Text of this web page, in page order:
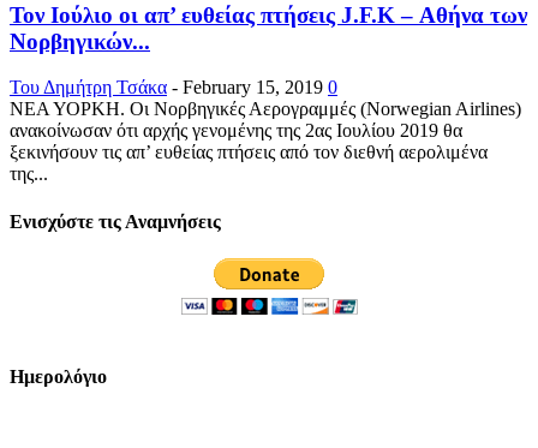
Τον Ιούλιο οι απ’ ευθείας πτήσεις J.F.K – Αθήνα των
Νορβηγικών...
Του Δημήτρη Τσάκα - February 15, 2019 0
ΝΕΑ ΥΟΡΚΗ. Οι Νορβηγικές Αερογραμμές (Norwegian Airlines)
ανακοίνωσαν ότι αρχής γενομένης της 2ας Ιουλίου 2019 θα
ξεκινήσουν τις απ’ ευθείας πτήσεις από τον διεθνή αερολιμένα
της...
Ενισχύστε τις Αναμνήσεις
Ημερολόγιο